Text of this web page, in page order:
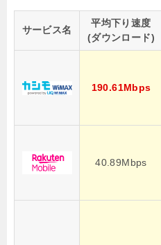
サービス名
平均下り速度
(ダウンロード)
190.61Mbps
40.89Mbps